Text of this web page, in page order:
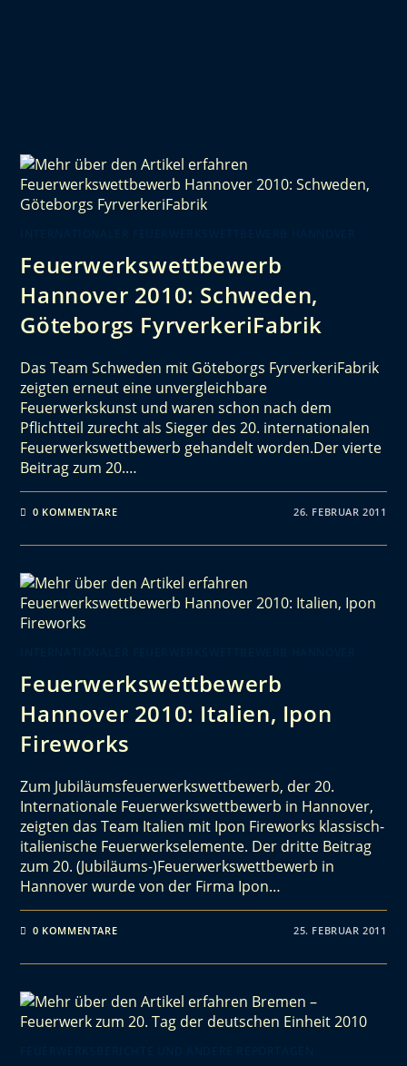
Feuerwerkswettbewerb
Hannover 2010: Schweden,
Göteborgs FyrverkeriFabrik
Das Team Schweden mit Göteborgs FyrverkeriFabrik
zeigten erneut eine unvergleichbare
Feuerwerkskunst und waren schon nach dem
Pflichtteil zurecht als Sieger des 20. internationalen
Feuerwerkswettbewerb gehandelt worden.Der vierte
Beitrag zum 20.…
0 KOMMENTARE 26. FEBRUAR 2011
Feuerwerkswettbewerb
Hannover 2010: Italien, Ipon
Fireworks
Zum Jubiläumsfeuerwerkswettbewerb, der 20.
Internationale Feuerwerkswettbewerb in Hannover,
zeigten das Team Italien mit Ipon Fireworks klassisch-
italienische Feuerwerkselemente. Der dritte Beitrag
zum 20. (Jubiläums-)Feuerwerkswettbewerb in
Hannover wurde von der Firma Ipon…
0 KOMMENTARE 25. FEBRUAR 2011